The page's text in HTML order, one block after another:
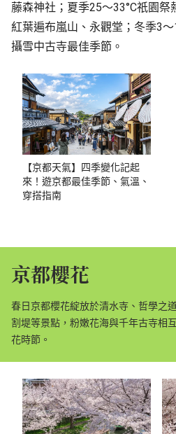
藤森神社；夏季25～33°C祇園祭
紅葉遍布嵐山、永觀堂；冬季3
攝雪中古寺最佳季節。
【京都天氣】四季變化記起
來！遊京都最佳季節、氣溫、
穿搭指南
京都櫻花
春日京都櫻花綻放於清水寺、哲學之
割堤等景點，粉嫩花海與千年古寺相
花時節。